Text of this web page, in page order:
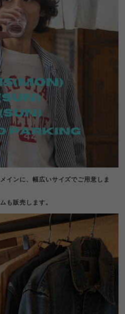
インに、幅広いサイズでご用意しま
も販売します。